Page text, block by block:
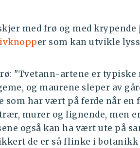
med frø og med
er som kan utvikle
"Tvetann-artene er typiske
og maurene sleper av
som har vært på ferde når
murer og lignende, men
også kan ha vært ute på
de er så flinke i